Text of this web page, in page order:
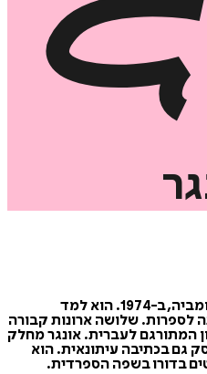
אנטוניו אונגר נולד בבוגוטה, קולומביה, ב-1974. הוא למד
לספרות. שלושה ארונות קבורה
המתורגם לעברית. אונגר מחלק
גם בכתיבה עיתונאית. הוא
בדורו בשפה הספרדית.